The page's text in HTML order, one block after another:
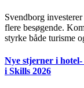
Svendborg
flere besøgende.
styrke både turisme
Nye stjerner i
i Skills 2026